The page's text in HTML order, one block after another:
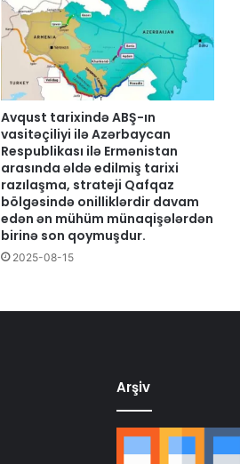
Avqust tarixində ABŞ-ın
vasitəçiliyi ilə Azərbaycan
Respublikası ilə Ermənistan
arasında əldə edilmiş tarixi
razılaşma, strateji Qafqaz
bölgəsində onilliklərdir davam
edən ən mühüm münaqişələrdən
birinə son qoymuşdur.
2025-08-15
Arşiv